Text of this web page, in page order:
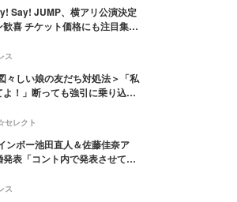
Say! JUMP、横アリ公演決定
喜 チケット価格にも注目集ま
ス
々しい娘の友だち対処法＞「私
よ！」断っても強引に乗り込ん
セレクト
ンボー池田直人＆佐藤佳奈ア
表「コント内で発表させてい
め
ス